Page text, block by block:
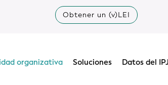
Obtener un (v)LEI
organizativa Soluciones Datos del IPJ